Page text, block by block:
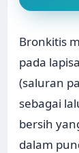
Bronkitis
pada
(saluran
sebagai
bersih
dalam